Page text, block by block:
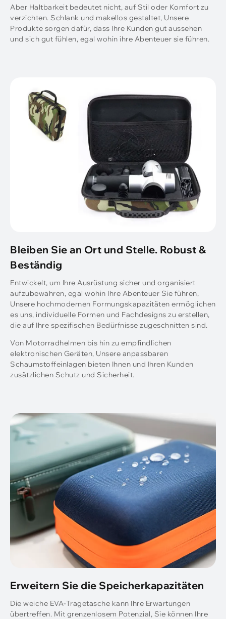
Aber Haltbarkeit bedeutet nicht, auf Stil oder Komfort zu
verzichten. Schlank und makellos gestaltet, Unsere
Produkte sorgen dafür, dass Ihre Kunden gut aussehen
und sich gut fühlen, egal wohin ihre Abenteuer sie führen.
Bleiben Sie an Ort und Stelle. Robust &
Beständig
Entwickelt, um Ihre Ausrüstung sicher und organisiert
aufzubewahren, egal wohin Ihre Abenteuer Sie führen,
Unsere hochmodernen Formungskapazitäten ermöglichen
es uns, individuelle Formen und Fachdesigns zu erstellen,
die auf Ihre spezifischen Bedürfnisse zugeschnitten sind.
Von Motorradhelmen bis hin zu empfindlichen
elektronischen Geräten, Unsere anpassbaren
Schaumstoffeinlagen bieten Ihnen und Ihren Kunden
zusätzlichen Schutz und Sicherheit.
Erweitern Sie die Speicherkapazitäten
Die weiche EVA-Tragetasche kann Ihre Erwartungen
übertreffen. Mit grenzenlosem Potenzial, Sie können Ihre